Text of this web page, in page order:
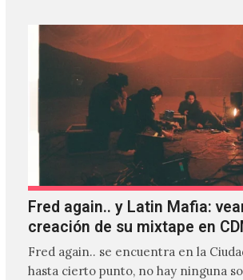
Fred again.. y Latin Mafia:
creación de su mixtape en
Fred again.. se encuentra en la
hasta cierto punto, no hay ninguna